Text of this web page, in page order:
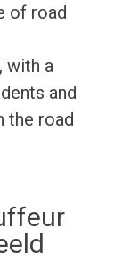
of road
with a
and
the road